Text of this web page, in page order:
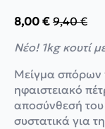
9,40€
Original
price
was:
9,40 €.
8,00 €
Η
τρέχουσα
τιμή
είναι:
8,00 €.
Νέο! 1kg κουτί
Μείγμα σπόρων
ηφαιστειακό
αποσύνθεσή
συστατικά για